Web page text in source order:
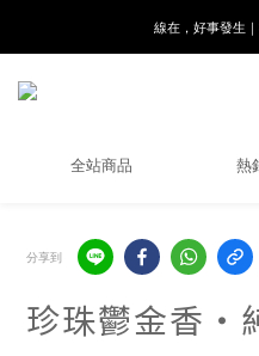
8月月初限定｜
8月月初限定
全站商品 熱
分享到
珍珠鬱金香・